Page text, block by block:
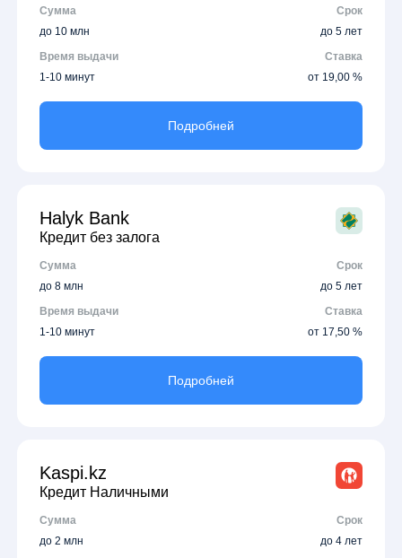
Сумма
Срок
до 10 млн
до 5 лет
Время выдачи
Ставка
1-10 минут
от 19,00 %
Подробней
Halyk Bank
Кредит без залога
Сумма
Срок
до 8 млн
до 5 лет
Время выдачи
Ставка
1-10 минут
от 17,50 %
Подробней
Kaspi.kz
Кредит Наличными
Сумма
Срок
до 2 млн
до 4 лет